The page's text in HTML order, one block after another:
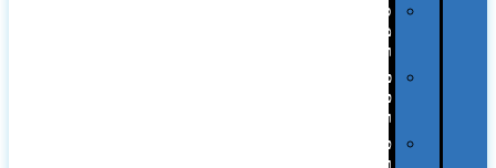
סביבת
משרד
ופרימיום
כלים,
פנסים
ורכב
טקסטיל
וחורף